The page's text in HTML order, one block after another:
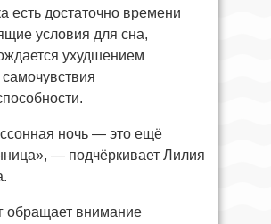
есть достаточно времени
условия для сна,
ухудшением
ночь — это ещё
— подчёркивает Лилия
обращает внимание